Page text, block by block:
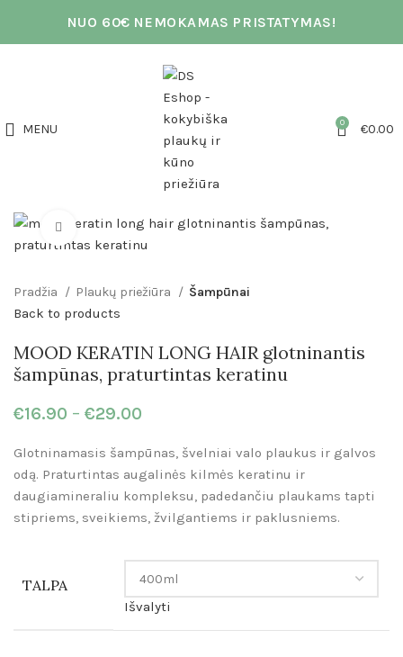
NUO 60€ NEMOKAMAS PRISTATYMAS!
MENU 0 €0.00
Click to enlarge
Pradžia Plaukų priežiūra Šampūnai
Back to products
MOOD KERATIN LONG HAIR glotninantis
šampūnas, praturtintas keratinu
€16.90 – €29.00
Glotninamasis šampūnas, švelniai valo plaukus ir galvos
odą. Praturtintas augalinės kilmės keratinu ir
daugiamineraliu kompleksu, padedančiu plaukams tapti
stipriems, sveikiems, žvilgantiems ir paklusniems.
TALPA
Išvalyti